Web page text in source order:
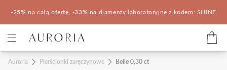
-25% na całą ofertę, -33% na diamenty laboratoryjne z kodem: SHINE
Kategorie
Auroria Pierścionki zaręczynowe Belle 0,30 ct